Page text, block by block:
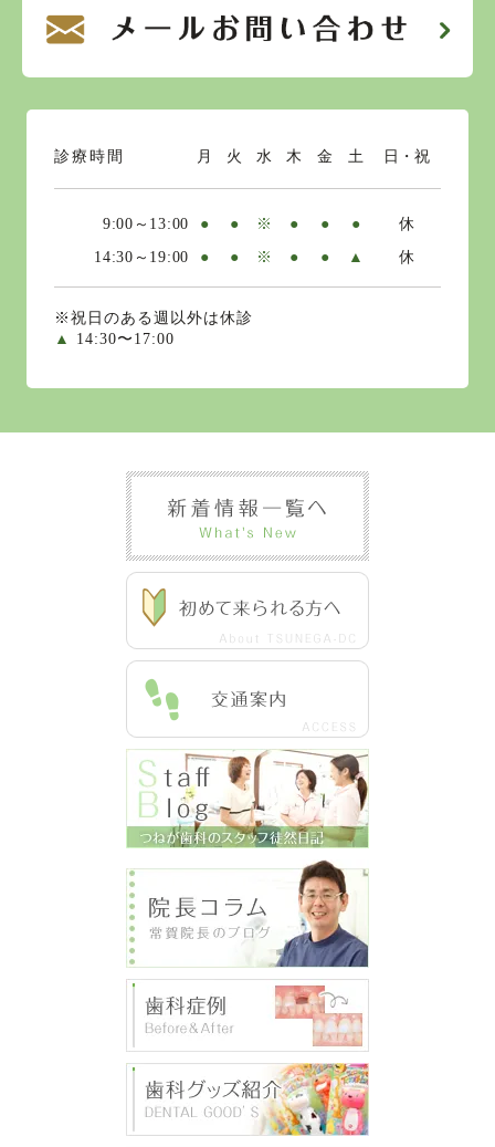
診療時間 月 火 水 木 金 土 日・祝
9:00～13:00 ● ● ※ ● ● ●
休
14:30～19:00
● ● ※ ● ● ▲ 休
※祝日のある週以外は休診
▲
14:30〜17:00